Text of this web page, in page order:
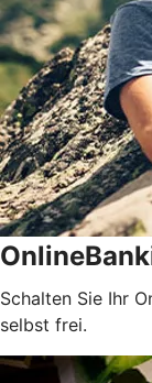
Schalten Sie Ihr
selbst frei.